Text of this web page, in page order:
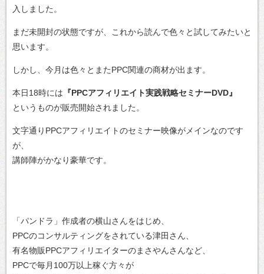
入しました。
まだ未開封の状態ですが、これから読んで色々と試してみたいと
思います。
しかし、今月は色々とまたPPC関連の商材が出ます。
本日18時には 『PPCアフィリエイト実践戦略セミナーDVD』
というものが販売開始されました。
文字通りPPCアフィリエイトのセミナー映像がメインなのです
が、
講師陣がかなり豪華です。
「パンドラ」作成者の横山さんをはじめ、
PPCのコンサルティングをされている津田さん、
有名物販PPCアフィリエイターのまさやんさんなど、
PPCで毎月100万以上稼ぐ方々が